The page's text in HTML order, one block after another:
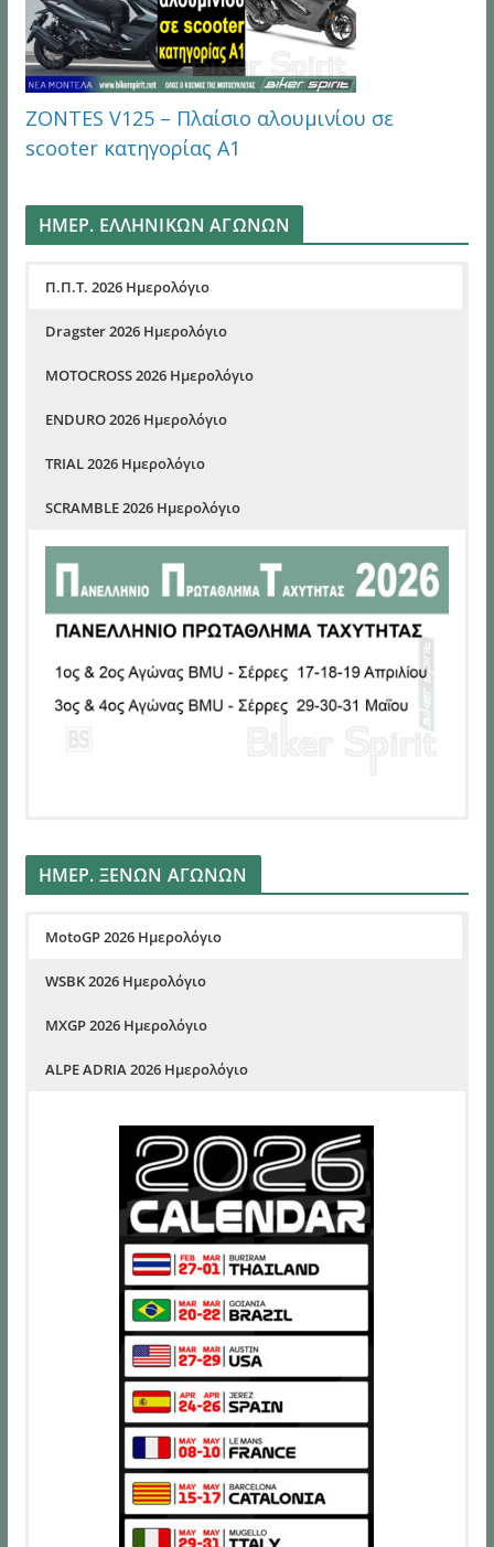
ZONTES V125 – Πλαίσιο αλουμινίου σε
scooter κατηγορίας Α1
ΗΜΕΡ. ΕΛΛΗΝΙΚΩΝ ΑΓΩΝΩΝ
Π.Π.Τ. 2026 Ημερολόγιο
Dragster 2026 Ημερολόγιο
MOTOCROSS 2026 Ημερολόγιο
ENDURO 2026 Ημερολόγιο
TRIAL 2026 Ημερολόγιο
SCRAMBLE 2026 Ημερολόγιο
ΗΜΕΡ. ΞΕΝΩΝ ΑΓΩΝΩΝ
MotoGP 2026 Ημερολόγιο
WSBK 2026 Ημερολόγιο
MXGP 2026 Ημερολόγιο
ALPE ADRIA 2026 Ημερολόγιο